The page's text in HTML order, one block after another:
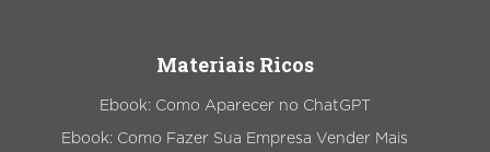
Materiais Ricos
Ebook: Como Aparecer no ChatGPT
Ebook: Como Fazer Sua Empresa Vender Mais